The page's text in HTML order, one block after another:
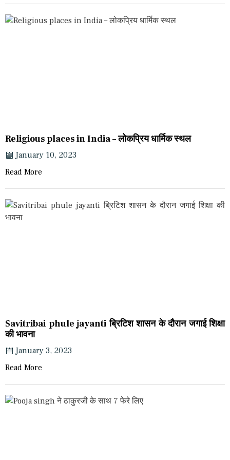
Religious places in India – लोकप्रिय धार्मिक स्थल
January 10, 2023
Read More
Savitribai phule jayanti ब्रिटिश शासन के दौरान जगाई शिक्षा
की भावना
January 3, 2023
Read More